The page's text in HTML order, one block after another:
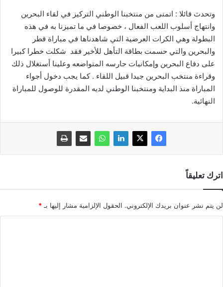
وتحدث قائلا : اتمنى من منتخبنا الوطني التركيز في لقاء البحرين
وانتهاج أسلوب اللعب الفعال ، خصوصا في ما تميزنا به في هذه
البطولة وهي الكرات العرضية التي شاهدناها في مباراة قطر
والبحرين والتي حسمت بطاقة التأهل للأخير فقد شكلت خطرا كبيرا
على دفاع البحرين وإمكانيات حارسه المتواضعه وعلينا أستغلال ذلك
وقراءة منتخب البحرين جيدا قبيل اللقاء . كما يجب دخول أجواء
المباراة منذ البداية ومنتخبنا الوطني لديه المقدرة للوصول للمباراة
النهائية.
اترك تعليقاً
لن يتم نشر عنوان بريدك الإلكتروني. الحقول الإلزامية مشار إليها بـ *